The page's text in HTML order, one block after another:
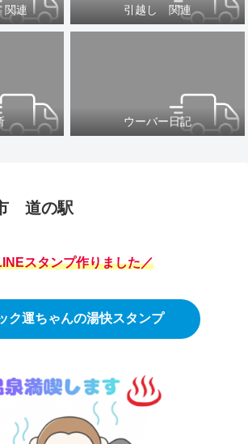
関連 引越し 関連
ウーバー日記
道の駅
スタンプ作りました／
ク運ちゃんの湯快スタンプ